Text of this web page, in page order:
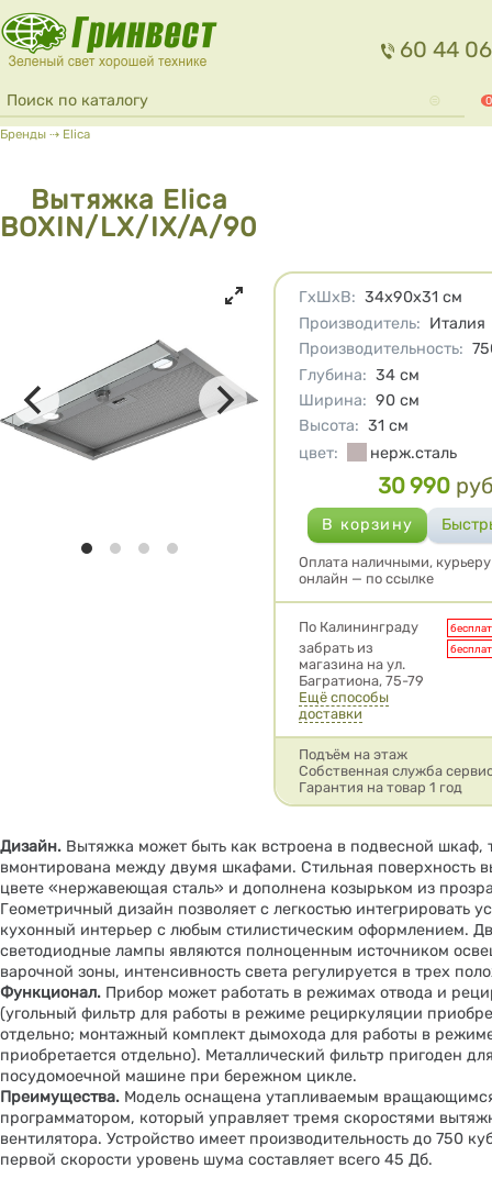
Перейти к основному содержанию
60 44 06
Форма поиска
Поиск 0
Вы здесь
Бренды ⇢ Elica
Вытяжка Elica
BOXIN/LX/IX/A/90
Характеристики
ГхШхВ: 34х90х31 см
Производитель: Италия
Производительность:
Глубина: 34 см
Ширина: 90 см
Высота: 31 см
цвет:
нерж.сталь
Цена
30 990
Оплата наличными,
онлайн — по ссылке
Условия доставки
По Калининграду
забрать из
магазина на ул.
Багратиона, 75-79
Ещё способы
доставки
Подъём на этаж
Собственная служба
Гарантия на товар 1 год
Дизайн. Вытяжка может быть как встроена в подвесной шкаф,
вмонтирована между двумя шкафами. Стильная поверхность
цвете «нержавеющая сталь» и дополнена козырьком из
Геометричный дизайн позволяет с легкостью интегрировать
кухонный интерьер с любым стилистическим оформлением.
светодиодные лампы являются полноценным источником
варочной зоны, интенсивность света регулируется в трех
Функционал. Прибор может работать в режимах отвода и
(угольный фильтр для работы в режиме рециркуляции
отдельно; монтажный комплект дымохода для работы в
приобретается отдельно). Металлический фильтр пригоден
посудомоечной машине при бережном цикле.
Преимущества. Модель оснащена утапливаемым
программатором, который управляет тремя скоростями
вентилятора. Устройство имеет производительность до 750
первой скорости уровень шума составляет всего 45 Дб.